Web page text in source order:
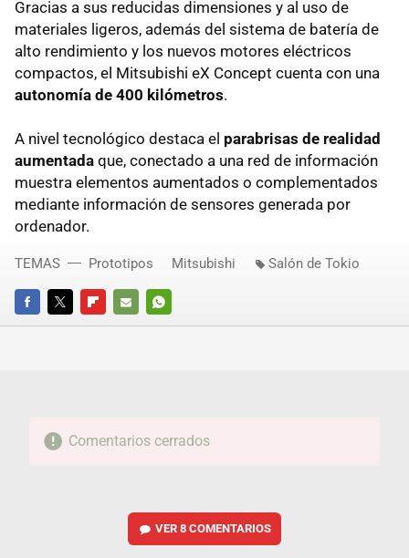
Gracias a sus reducidas dimensiones y al uso de
materiales ligeros, además del sistema de batería de
alto rendimiento y los nuevos motores eléctricos
compactos, el Mitsubishi eX Concept cuenta con una
autonomía de 400 kilómetros.
A nivel tecnológico destaca el parabrisas de realidad
aumentada que, conectado a una red de información
muestra elementos aumentados o complementados
mediante información de sensores generada por
ordenador.
FACEBOOKTWITTERFLIPBOARD
E-
WHATSAPP
TEMAS Prototipos Mitsubishi Salón de Tokio
Comentarios cerrados
VER8 COMENTARIOS